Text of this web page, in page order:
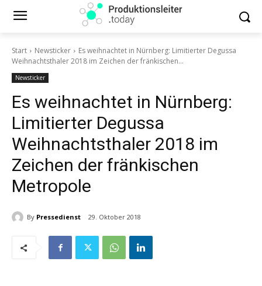
Start Newsticker
Es weihnachtet in Nürnberg: Limitierter Degussa
Weihnachtsthaler 2018 im Zeichen der fränkischen...
Newsticker
Es weihnachtet in Nürnberg:
Limitierter Degussa
Weihnachtsthaler 2018 im
Zeichen der fränkischen
Metropole
By Pressedienst 29. Oktober 2018